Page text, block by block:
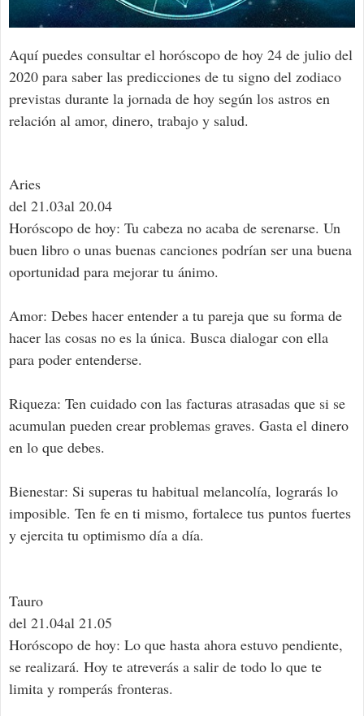
Aquí puedes consultar el horóscopo de hoy 24 de julio del
2020 para saber las predicciones de tu signo del zodiaco
previstas durante la jornada de hoy según los astros en
relación al amor, dinero, trabajo y salud.
Aries
del 21.03al 20.04
Horóscopo de hoy: Tu cabeza no acaba de serenarse. Un
buen libro o unas buenas canciones podrían ser una buena
oportunidad para mejorar tu ánimo.
Amor: Debes hacer entender a tu pareja que su forma de
hacer las cosas no es la única. Busca dialogar con ella
para poder entenderse.
Riqueza: Ten cuidado con las facturas atrasadas que si se
acumulan pueden crear problemas graves. Gasta el dinero
en lo que debes.
Bienestar: Si superas tu habitual melancolía, lograrás lo
imposible. Ten fe en ti mismo, fortalece tus puntos fuertes
y ejercita tu optimismo día a día.
Tauro
del 21.04al 21.05
Horóscopo de hoy: Lo que hasta ahora estuvo pendiente,
se realizará. Hoy te atreverás a salir de todo lo que te
limita y romperás fronteras.